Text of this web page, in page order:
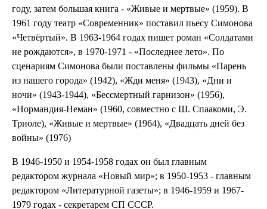
году, затем большая книга - «Живые и мертвые» (1959). В
1961 году театр «Современник» поставил пьесу Симонова
«Четвёртый». В 1963-1964 годах пишет роман «Солдатами
не рождаются», в 1970-1971 - «Последнее лето». По
сценариям Симонова были поставлены фильмы «Парень
из нашего города» (1942), «Жди меня» (1943), «Дни и
ночи» (1943-1944), «Бессмертный гарнизон» (1956),
«Нормандия-Неман» (1960, совместно с Ш. Спаакоми, Э.
Триоле), «Живые и мертвые» (1964), «Двадцать дней без
войны» (1976)
В 1946-1950 и 1954-1958 годах он был главным
редактором журнала «Новый мир»; в 1950-1953 - главным
редактором «Литературной газеты»; в 1946-1959 и 1967-
1979 годах - секретарем СП СССР.